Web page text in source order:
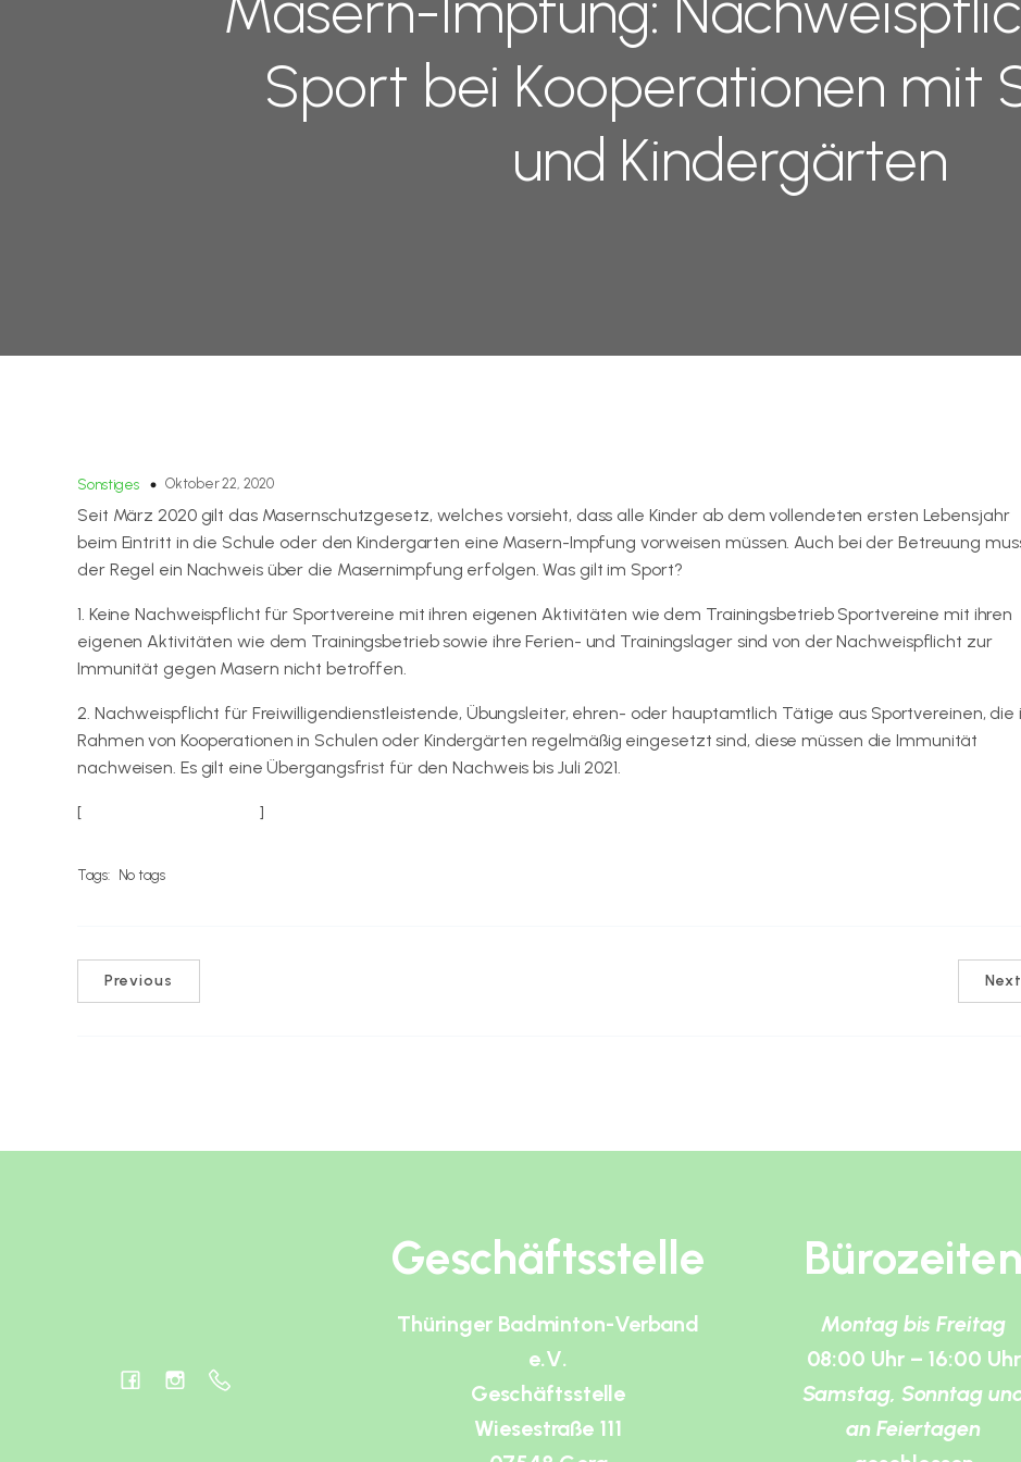
Sport bei Kooperationen mit
und Kindergärten
Sonstiges Oktober 22, 2020
Seit März 2020 gilt das Masernschutzgesetz, welches vorsieht, dass alle Kinder ab dem vollendeten ersten Lebensjahr
beim Eintritt in die Schule oder den Kindergarten eine Masern-Impfung vorweisen müssen. Auch bei der Betreuung
der Regel ein Nachweis über die Masernimpfung erfolgen. Was gilt im Sport?
1. Keine Nachweispflicht für Sportvereine mit ihren eigenen Aktivitäten wie dem Trainingsbetrieb Sportvereine mit ihren
eigenen Aktivitäten wie dem Trainingsbetrieb sowie ihre Ferien- und Trainingslager sind von der Nachweispflicht zur
Immunität gegen Masern nicht betroffen.
2. Nachweispflicht für Freiwilligendienstleistende, Übungsleiter, ehren- oder hauptamtlich Tätige aus Sportvereinen, die
Rahmen von Kooperationen in Schulen oder Kindergärten regelmäßig eingesetzt sind, diese müssen die Immunität
nachweisen. Es gilt eine Übergangsfrist für den Nachweis bis Juli 2021.
[weitere Informationen ]
Tags: No tags
Previous Next
Geschäftsstelle
Thüringer Badminton-Verband
e.V.
Geschäftsstelle
Wiesestraße 111
Bürozeiten
Montag bis Freitag
08:00 Uhr – 16:00 Uhr
Samstag, Sonntag
an Feiertagen